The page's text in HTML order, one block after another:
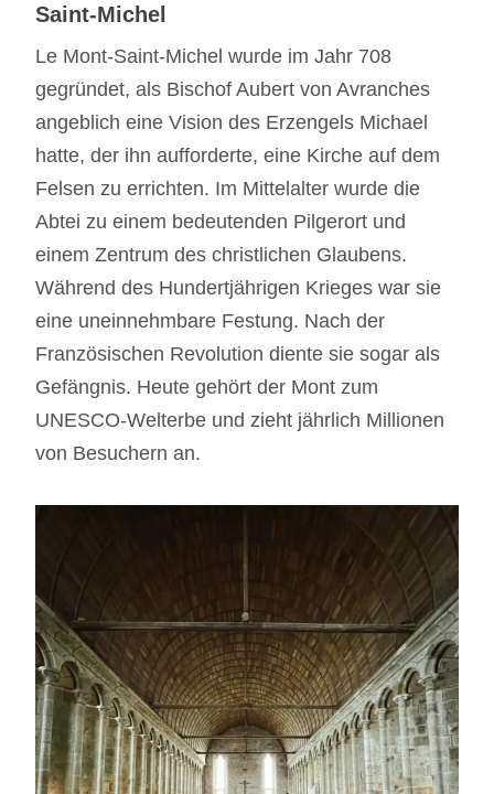
Saint-Michel
Le Mont-Saint-Michel wurde im Jahr 708
gegründet, als Bischof Aubert von Avranches
angeblich eine Vision des Erzengels Michael
hatte, der ihn aufforderte, eine Kirche auf dem
Felsen zu errichten. Im Mittelalter wurde die
Abtei zu einem bedeutenden Pilgerort und
einem Zentrum des christlichen Glaubens.
Während des Hundertjährigen Krieges war sie
eine uneinnehmbare Festung. Nach der
Französischen Revolution diente sie sogar als
Gefängnis. Heute gehört der Mont zum
UNESCO-Welterbe und zieht jährlich Millionen
von Besuchern an.